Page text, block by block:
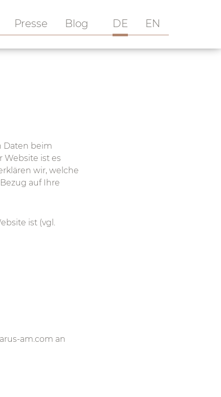
Presse Blog DE EN
Daten beim
Website ist es
wir, welche
auf Ihre
ist (vgl.
am.com an